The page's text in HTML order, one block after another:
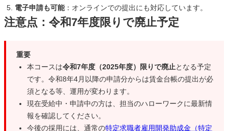
電子申請も可能：オンラインでの提出にも対応しています。
注意点：令和7年度限りで廃止予定
重要
本コースは令和7年度（2025年度）限りで廃止となる予定
です。令和8年4月以降の申請分からは賃金台帳の提出が必
須となる等、運用が変わります。
現在受給中・申請中の方は、担当のハローワークに最新情
報を確認してください。
今後の採用には、通常の特定求職者雇用開発助成金（特定